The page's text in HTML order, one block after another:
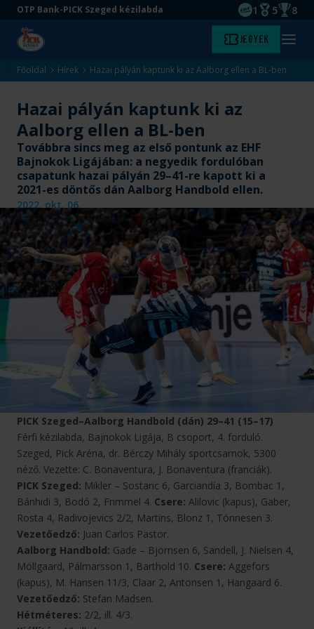
Ugrás
tartalomra
Ugrás
aljára
OTP Bank-PICK Szeged kézilabda
EHF
1
Magyar
5 8
Kezdőlap Jegyek Menü
Főoldal Hírek Hazai pályán kaptunk ki az Aalborg ellen a BL-ben
Hazai pályán kaptunk ki az
Aalborg ellen a BL-ben
Továbbra sincs meg az első pontunk az EHF
Bajnokok Ligájában: a negyedik fordulóban
csapatunk hazai pályán 29–41-re kapott ki a
2021-es döntős dán Aalborg Handbold ellen.
2022. okt. 06.
PICK Szeged–Aalborg Handbold (dán) 29–41 (15–17)
Férfi kézilabda, Bajnokok Ligája, B csoport, 4. forduló.
Szeged, Pick Aréna, dr. Bérczy Mihály sportcsarnok, 5300
néző. Vezette: C. Bonaventura, J. Bonaventura (franciák).
PICK Szeged: Mikler – Sostaric 6, Garciandía 3, Bombac 1,
Bánhidi 3, Bodó 2, Frimmel 4. Csere: Alilovic (kapus), Gaber,
Rosta 4, Radivojevics 2/2, Martins, Blonz 1, Tönnesen 3.
Vezetőedző: Juan Carlos Pastor.
Aalborg Handbold: Gade – Björnsen 6, Sandell, J. Nielsen 4,
Möllgaard, Pálmarsson 1, Barthold 10. Csere: Aggefors
(kapus), M. Hansen 11/3, Claar 2, Antonsen 1, Hangaard 6.
Vezetőedző: Stefan Madsen.
Hétméteres: 2/2, ill. 4/3.